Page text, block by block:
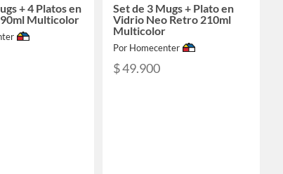
+ 4 Platos en
Multicolor
Set de 3 Mugs + Plato en
Vidrio Neo Retro 210ml
Multicolor
Por Homecenter
$ 49.900